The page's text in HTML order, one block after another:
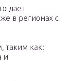
дает
в регионах с
таким как:
и